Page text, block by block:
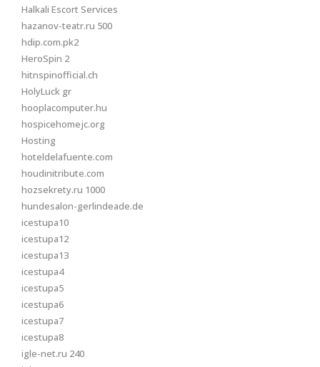
Halkali Escort Services
hazanov-teatr.ru 500
hdip.com.pk2
HeroSpin 2
hitnspinofficial.ch
HolyLuck gr
hooplacomputer.hu
hospicehomejc.org
Hosting
hoteldelafuente.com
houdinitribute.com
hozsekrety.ru 1000
hundesalon-gerlindeade.de
icestupa10
icestupa12
icestupa13
icestupa4
icestupa5
icestupa6
icestupa7
icestupa8
igle-net.ru 240